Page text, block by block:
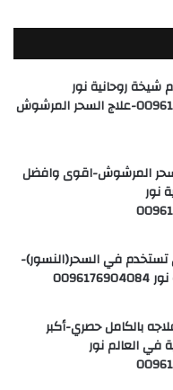
روحانية نور
الصادقة0096176904084-علاج السحر المرشوش
المرشوش-اقوى وافضل
نور
تستخدم في السحر(النسور)-
بالكامل حصري-أكبر
في العالم نور